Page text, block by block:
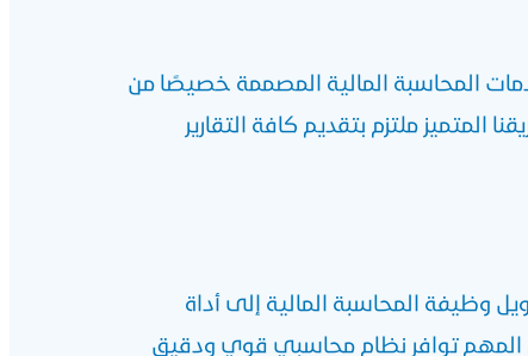
المحاسبة المالية المصممة خصيصًا من
ملتزم بتقديم كافة التقارير
وظيفة المحاسبة المالية إلى أداة
المهم توافر نظام محاسبي قوي ودقيق